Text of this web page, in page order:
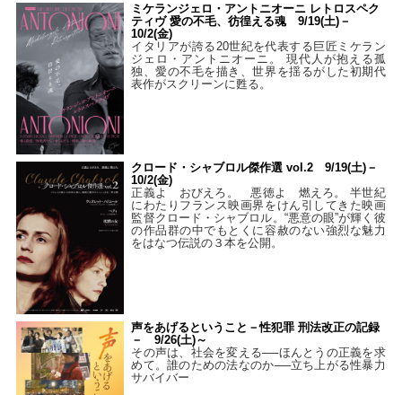
ミケランジェロ・アントニオーニ レトロスペク
ティヴ 愛の不毛、彷徨える魂 9/19(土)－
10/2(金)
イタリアが誇る20世紀を代表する巨匠ミケラン
ジェロ・アントニオーニ。 現代人が抱える孤
独、愛の不毛を描き、世界を揺るがした初期代
表作がスクリーンに甦る。
クロード・シャブロル傑作選 vol.2 9/19(土)－
10/2(金)
正義よ おびえろ。 悪徳よ 燃えろ。 半世紀
にわたりフランス映画界をけん引してきた映画
監督クロード・シャブロル。“悪意の眼”が輝く彼
の作品群の中でもとくに容赦のない強烈な魅力
をはなつ伝説の３本を公開。
声をあげるということ－性犯罪 刑法改正の記録
－ 9/26(土)～
その声は、社会を変える──ほんとうの正義を求
めて。誰のための法なのか──立ち上がる性暴力
サバイバー